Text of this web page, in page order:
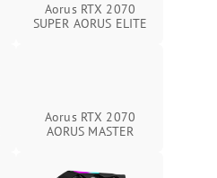
Aorus RTX 2070
SUPER AORUS ELITE
Aorus RTX 2070
AORUS MASTER